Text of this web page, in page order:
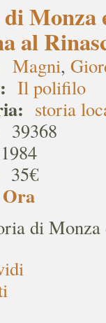
al
Magni,
Il polifilo
storia
39368
1984
35€
di